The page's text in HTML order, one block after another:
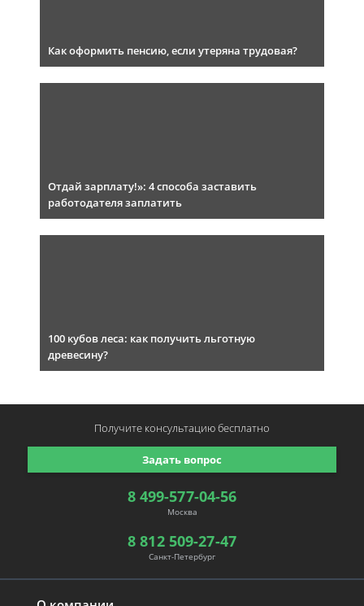
Как оформить пенсию, если утеряна трудовая?
Отдай зарплату!»: 4 способа заставить
работодателя заплатить
100 кубов леса: как получить льготную
древесину?
8 499-577-04-56
Москва
8 812 509-27-47
Санкт-Петербург
Задать вопрос
Получите консультациюбесплатно